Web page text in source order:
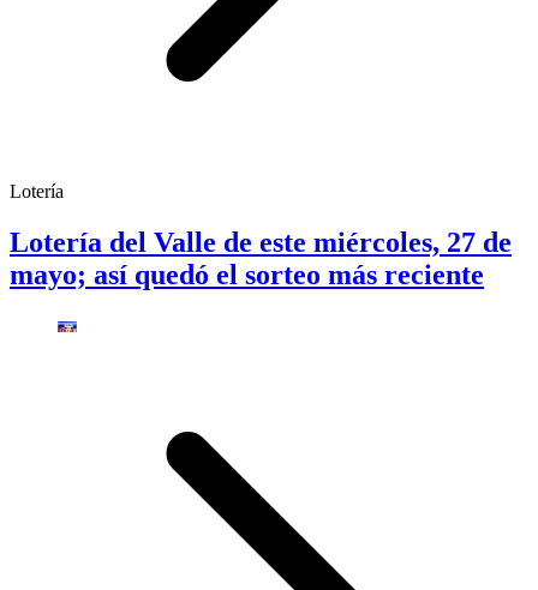
Lotería
Lotería del Valle de este miércoles, 27 de
mayo; así quedó el sorteo más reciente